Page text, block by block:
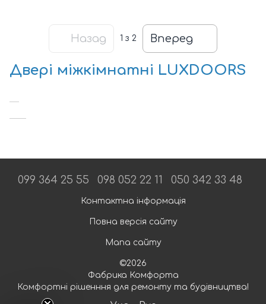
Назад 1 з 2 Вперед
Двері міжкімнатні LUXDOORS
099 364 25 55 098 052 22 11 050 342 33 48
Контактна інформація
Повна версія сайту
Мапа сайту
©2026
Фабрика Комфорта
Комфортні рішенння для ремонту та будівництва!